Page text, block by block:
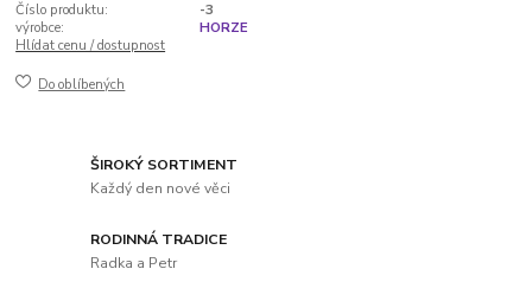
Číslo produktu:
-3
výrobce:
HORZE
Hlídat cenu / dostupnost
Do oblíbených
ŠIROKÝ SORTIMENT
Každý den nové věci
RODINNÁ TRADICE
Radka a Petr